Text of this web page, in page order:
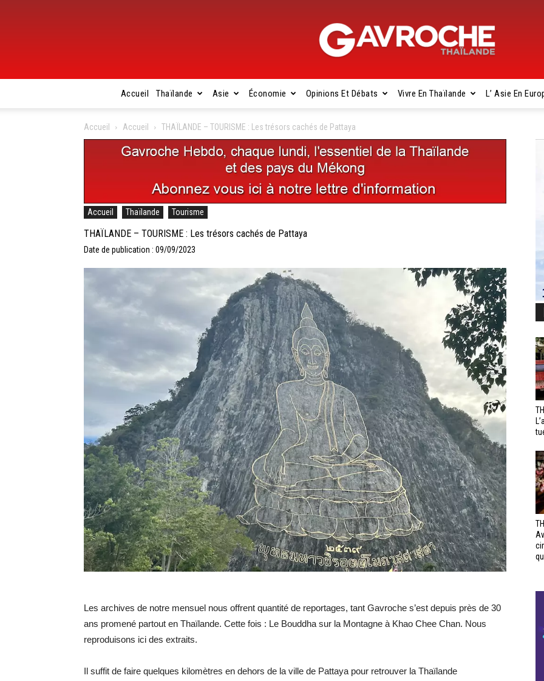
Gavroche
Accueil Thaïlande Asie Économie Opinions Et Débats Vivre En Thaïlande L’ Asie En
Accueil Accueil THAÏLANDE – TOURISME : Les trésors cachés de Pattaya
Accueil Thaïlande Tourisme
THAÏLANDE – TOURISME : Les trésors cachés de Pattaya
Date de publication : 09/09/2023
Les archives de notre mensuel nous offrent quantité de reportages, tant Gavroche s’est depuis près de 30
ans promené partout en Thaïlande. Cette fois : Le Bouddha sur la Montagne à Khao Chee Chan. Nous
reproduisons ici des extraits.
Il suffit de faire quelques kilomètres en dehors de la ville de Pattaya pour retrouver la Thaïlande